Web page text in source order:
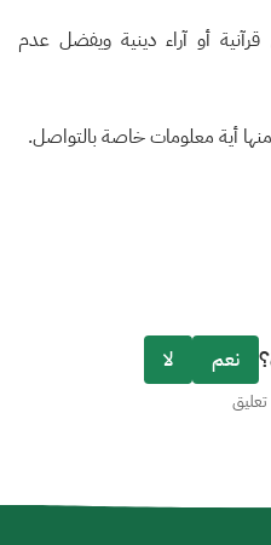
أو آراء دينية ويفضل عدم
أية معلومات خاصة بالتواصل.
نعم لا